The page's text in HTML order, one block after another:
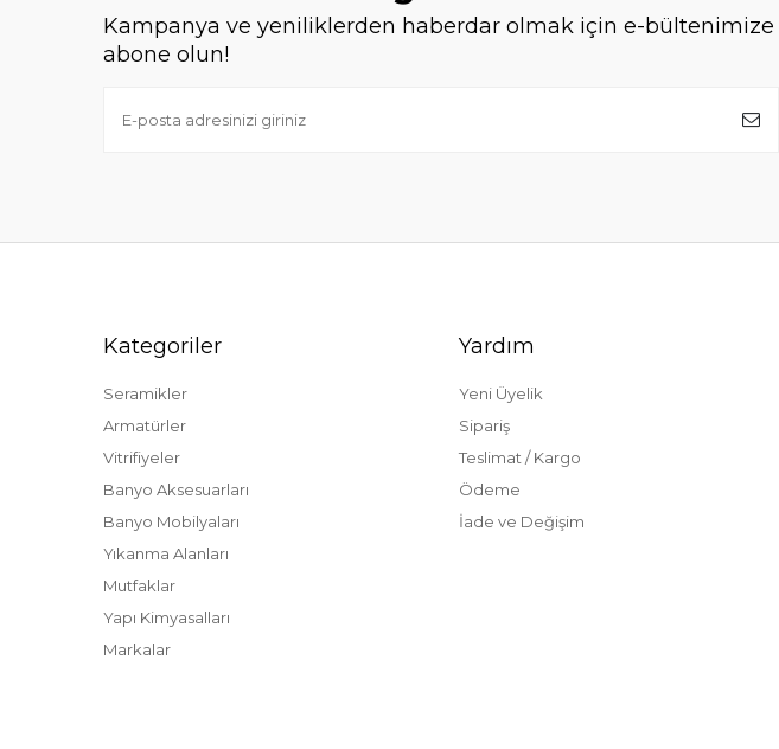
Kampanya ve yeniliklerden haberdar olmak için e-bültenimize
abone olun!
Kategoriler
Seramikler
Armatürler
Vitrifiyeler
Banyo Aksesuarları
Banyo Mobilyaları
Yıkanma Alanları
Mutfaklar
Yapı Kimyasalları
Markalar
Yardım
Yeni Üyelik
Sipariş
Teslimat / Kargo
Ödeme
İade ve Değişim